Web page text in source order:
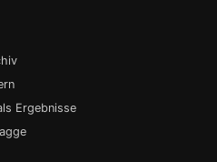
Ergebnisse